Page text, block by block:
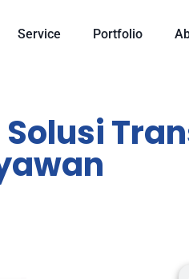
Service Portfolio